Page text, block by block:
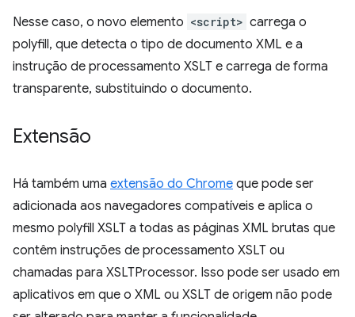
Nesse caso, o novo elemento <script> carrega o
polyfill, que detecta o tipo de documento XML e a
instrução de processamento XSLT e carrega de forma
transparente, substituindo o documento.
Extensão
Há também uma extensão do Chrome que pode ser
adicionada aos navegadores compatíveis e aplica o
mesmo polyfill XSLT a todas as páginas XML brutas que
contêm instruções de processamento XSLT ou
chamadas para XSLTProcessor. Isso pode ser usado em
aplicativos em que o XML ou XSLT de origem não pode